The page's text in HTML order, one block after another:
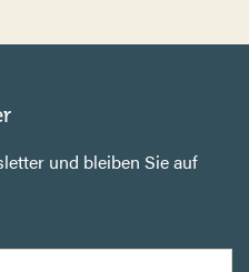
und bleiben Sie auf